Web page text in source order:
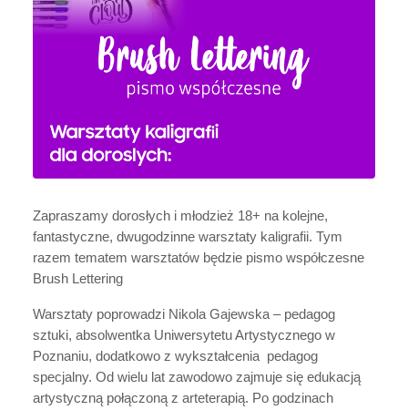
Zapraszamy dorosłych i młodzież 18+ na kolejne,
fantastyczne, dwugodzinne warsztaty kaligrafii. Tym
razem tematem warsztatów będzie pismo współczesne
Brush Lettering
Warsztaty poprowadzi Nikola Gajewska – pedagog
sztuki, absolwentka Uniwersytetu Artystycznego w
Poznaniu, dodatkowo z wykształcenia pedagog
specjalny. Od wielu lat zawodowo zajmuje się edukacją
artystyczną połączoną z arteterapią. Po godzinach